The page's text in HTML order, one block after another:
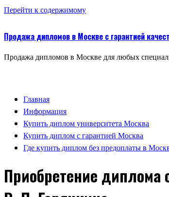
Перейти к содержимому
Продажа дипломов в Москве с гарантией
Продажа дипломов в Москве для любых
Главная
Информация
Купить диплом университета Москва
Купить диплом с гарантией Москва
Где купить диплом без предоплаты в
Приобретение диплома